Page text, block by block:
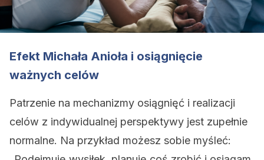
Efekt Michała Anioła i osiągnięcie
ważnych celów
Patrzenie na mechanizmy osiągnięć i realizacji
celów z indywidualnej perspektywy jest zupełnie
normalne. Na przykład możesz sobie myśleć: